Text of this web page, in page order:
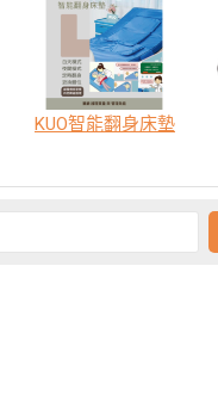
KUO智能翻身床墊